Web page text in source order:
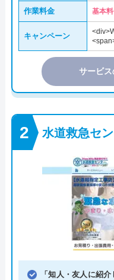
作業料金 基本
キャンペーン
サービ
水道救急セ
「知人・友人に紹